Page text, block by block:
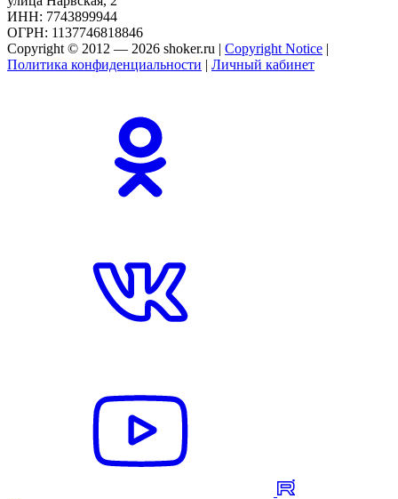
ИНН: 7743899944
ОГРН: 1137746818846
Copyright © 2012 — 2026 shoker.ru | Copyright Notice |
Политика конфиденциальности | Личный кабинет